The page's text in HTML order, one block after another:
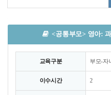
<공통부모> 영아:
교육구분 부모-자
이수시간 2